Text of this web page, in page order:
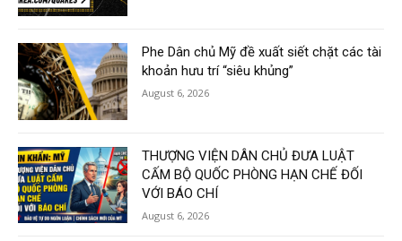
Phe Dân chủ Mỹ đề xuất siết chặt các tài
khoản hưu trí “siêu khủng”
August 6, 2026
THƯỢNG VIỆN DÂN CHỦ ĐƯA LUẬT
CẤM BỘ QUỐC PHÒNG HẠN CHẾ ĐỐI
VỚI BÁO CHÍ
August 6, 2026